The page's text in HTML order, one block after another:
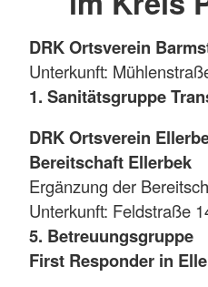
DRK Ortsverein
Unterkunft:
1. Sanitätsgruppe
DRK Ortsverein
Bereitschaft Ellerbek
Ergänzung der
Unterkunft: Feldstraße
5. Betreuungsgruppe
First Responder in